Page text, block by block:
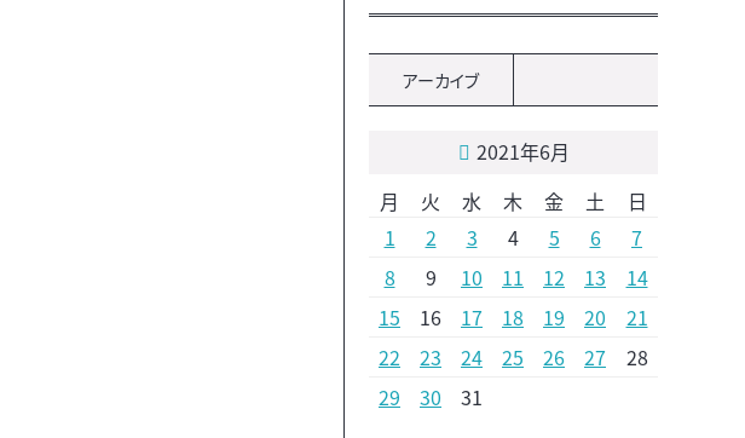
アーカイブ
2021年6月
月
火 水 木 金 土
日
1
2 3 4 5 6
7
8
9 10 11 12 13
14
15
16 17 18 19 20
21
22
23 24 25 26 27
28
29
30
31